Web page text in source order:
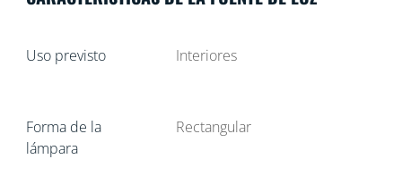
Uso previsto Interiores
Forma de la
lámpara
Rectangular